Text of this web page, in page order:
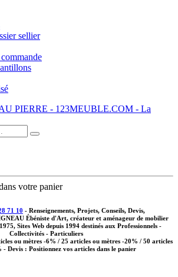
sellier
votre panier
71 10 - Renseignements, Projets, Conseils, Devis,
Ébéniste d'Art, créateur et aménageur de mobilier
Sites Web depuis 1994 destinés aux Professionnels -
Collectivités - Particuliers
ou mètres -6% / 25 articles ou mètres -20% / 50 articles
- Devis : Positionnez vos articles dans le panier